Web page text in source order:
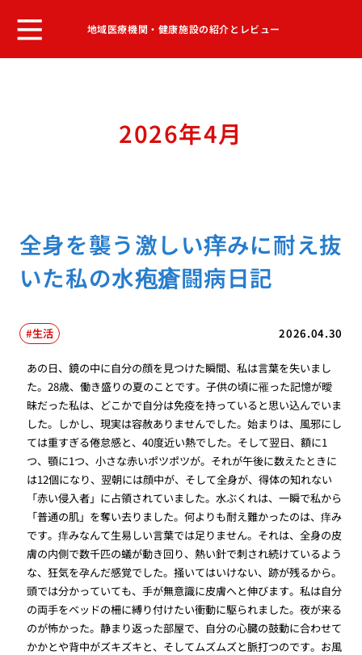
地域医療機関・健康施設の紹介とレビュー
2026年4月
全身を襲う激しい痒みに耐え抜
いた私の水疱瘡闘病日記
2026.04.30
生活
あの日、鏡の中に自分の顔を見つけた瞬間、私は言葉を失いまし
た。28歳、働き盛りの夏のことです。子供の頃に罹った記憶が曖
昧だった私は、どこかで自分は免疫を持っていると思い込んでいま
した。しかし、現実は容赦ありませんでした。始まりは、風邪にし
ては重すぎる倦怠感と、40度近い熱でした。そして翌日、額に1
つ、顎に1つ、小さな赤いポツポツが。それが午後に数えたときに
は12個になり、翌朝には顔中が、そして全身が、得体の知れない
「赤い侵入者」に占領されていました。水ぶくれは、一瞬で私から
「普通の肌」を奪い去りました。何よりも耐え難かったのは、痒み
です。痒みなんて生易しい言葉では足りません。それは、全身の皮
膚の内側で数千匹の蟻が動き回り、熱い針で刺され続けているよう
な、狂気を孕んだ感覚でした。掻いてはいけない、跡が残るから。
頭では分かっていても、手が無意識に皮膚へと伸びます。私は自分
の両手をベッドの柵に縛り付けたい衝動に駆られました。夜が来る
のが怖かった。静まり返った部屋で、自分の心臓の鼓動に合わせて
かかとや背中がズキズキと、そしてムズムズと脈打つのです。お風